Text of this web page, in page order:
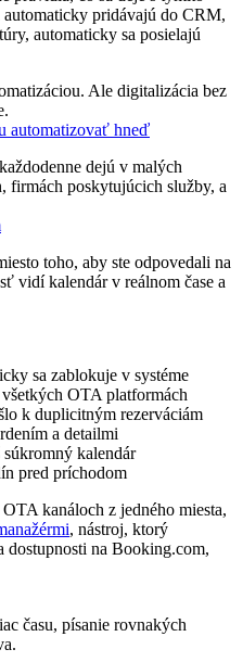
pridávajú do CRM,
automaticky sa posielajú
Ale digitalizácia bez
automatizovať hneď
dejú v malých
firmách poskytujúcich služby, a
toho, aby ste odpovedali na
vidí kalendár v reálnom čase a
sa zablokuje v systéme
OTA platformách
k duplicitným rezerváciám
a detailmi
kalendár
pred príchodom
kanáloch z jedného miesta,
, nástroj, ktorý
dostupnosti na Booking.com,
času, písanie rovnakých